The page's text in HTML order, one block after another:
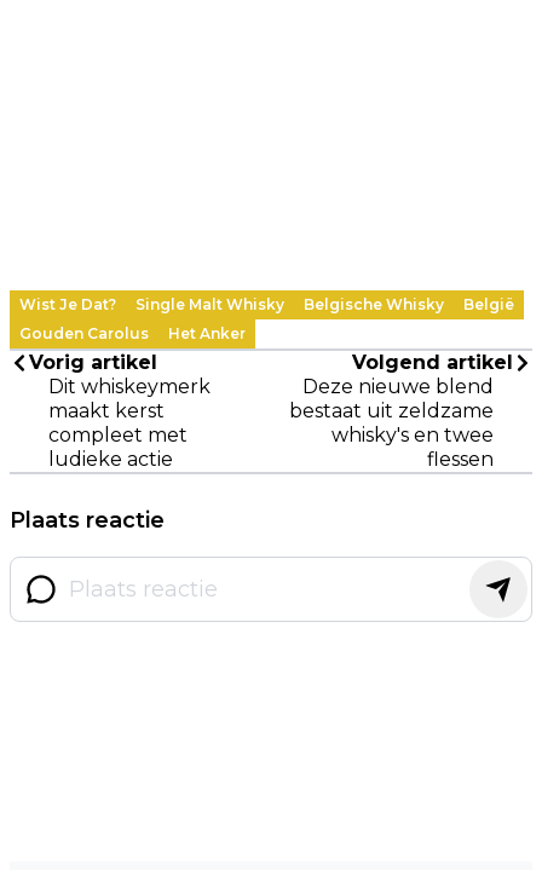
Wist Je Dat? Single Malt Whisky Belgische Whisky
België
Gouden Carolus
Het Anker
Vorig artikel
Dit whiskeymerk
maakt kerst
compleet met
ludieke actie
Volgend artikel
Deze nieuwe blend
bestaat uit zeldzame
whisky's en twee
flessen
Plaats reactie